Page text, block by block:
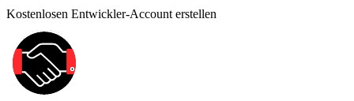
Kostenlosen Entwickler-Account erstellen